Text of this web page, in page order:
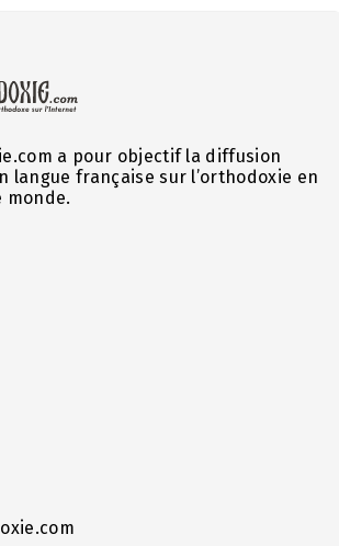
a pour objectif la diffusion
langue française sur l’orthodoxie en
monde.